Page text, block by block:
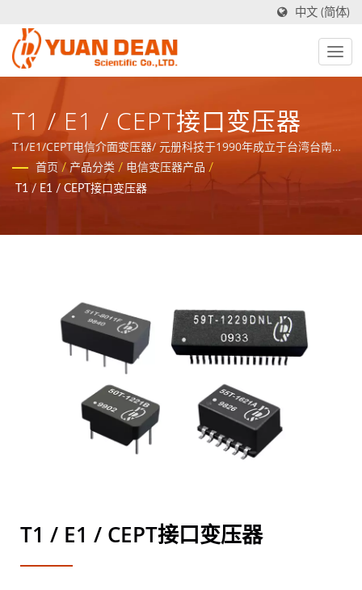
中文 (简体)
T1 / E1 / CEPT接口变压器
T1/E1/CEPT电信介面变压器/ 元册科技于1990年成立于台湾台南，
工厂禾茂电子则在1995年成立于中国厦门，我们是业界领先的电源
与磁性元件制造商并且拥有ISO 9001、ISO 14001和IATF16949 认
首页 / 产品分类 / 电信变压器产品 /
T1 / E1 / CEPT接口变压器
T1 / E1 / CEPT接口变压器